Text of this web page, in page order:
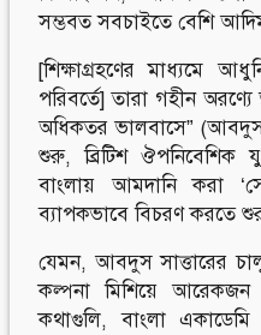
সম্ভবত সবচাইতে বেশি আদিম
[শিক্ষাগ্রহণের মাধ্যমে
পরিবর্তে] তারা গহীন
অধিকতর ভালবাসে”
শুরু, ব্রিটিশ
বাংলায় আমদানি করা
ব্যাপকভাবে বিচরণ করতে
যেমন, আবদুস সাত্তারের
কল্পনা মিশিয়ে
কথাগুলি, বাংলা